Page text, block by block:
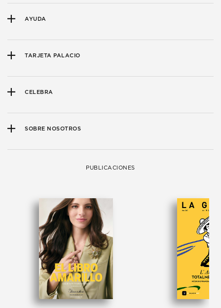
AYUDA
TARJETA PALACIO
CELEBRA
SOBRE NOSOTROS
PUBLICACIONES